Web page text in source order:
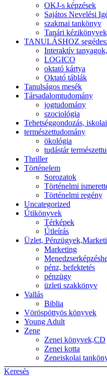
Keresés
OKJ-s képzések
Sajátos Nevelési
szakmai tankönyv
Tanári
TANULÁSHOZ
Interaktív
LOGICO
oktató kártya
Oktató táblák
Tanulságos mesék
Társadalomtudomány
jogtudomány
szociológia
Tehetséggondozás,
természettudomány
ökológia
tudástár
Thriller
Történelem
Sorozatok
Történelmi
Történelmi regény
Uncategorized
Útikönyvek
Térképek
Útleírás
Üzlet,
Marketing
pénz, befektetés
pénzügy
üzleti szakkönyv
Vallás
Biblia
Vöröspöttyös könyvek
Young Adult
Zene
Zenei könyvek,CD
Zenei kotta
Zeneiskolai